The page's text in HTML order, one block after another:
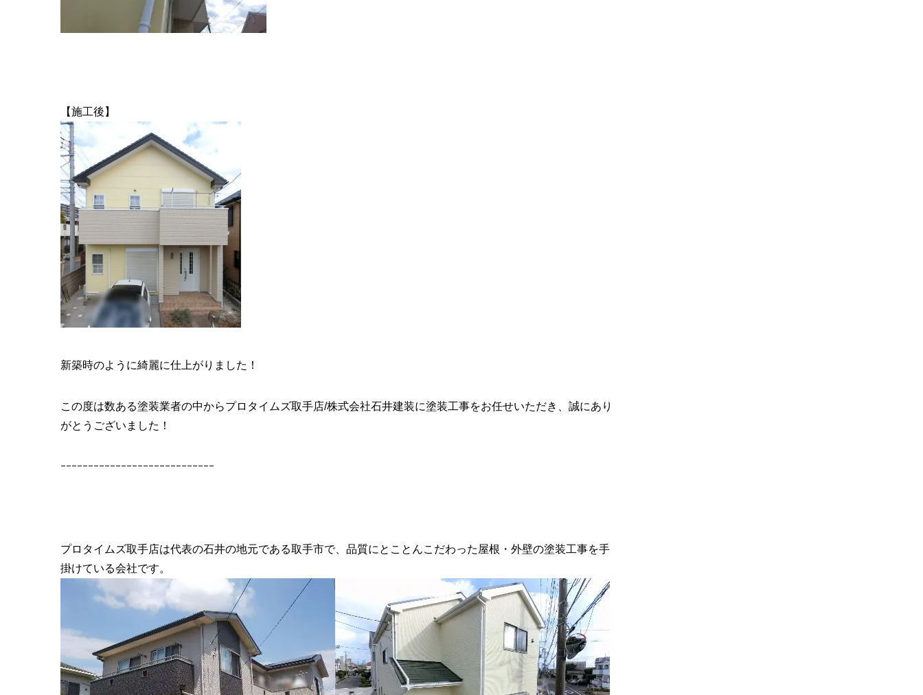
【施工後】
新築時のように綺麗に仕上がりました！
この度は数ある塗装業者の中からプロタイムズ取手店/株式会社石井建装に塗装工事をお任せいただき、誠にあり
がとうございました！
ｰｰｰｰｰｰｰｰｰｰｰｰｰｰｰｰｰｰｰｰｰｰｰｰｰｰｰｰ
プロタイムズ取手店は代表の石井の地元である取手市で、品質にとことんこだわった屋根・外壁の塗装工事を手
掛けている会社です。